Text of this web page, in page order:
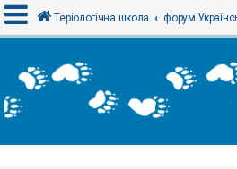
х
і
Теріологічна школа форум